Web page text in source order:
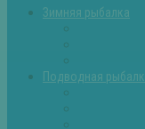
Зимняя рыбалка
Подводная